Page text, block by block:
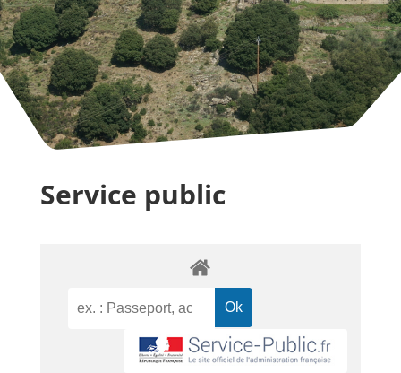
Service public